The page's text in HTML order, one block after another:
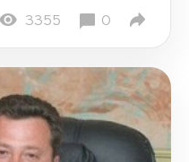
3355 0